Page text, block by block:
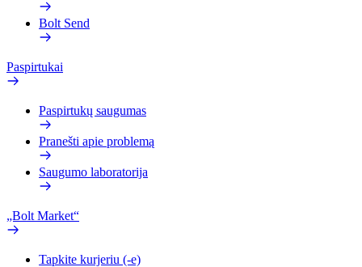
Bolt Send
Paspirtukai
Paspirtukų saugumas
Pranešti apie problemą
Saugumo laboratorija
„Bolt Market“
Tapkite kurjeriu (-e)